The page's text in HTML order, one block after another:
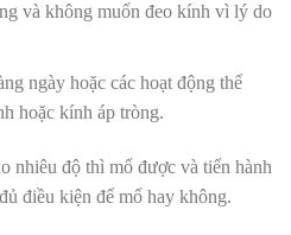
và không muốn đeo kính vì lý do
ngày hoặc các hoạt động thể
hoặc kính áp tròng.
nhiêu độ thì mổ được và tiến hành
điều kiện để mổ hay không.